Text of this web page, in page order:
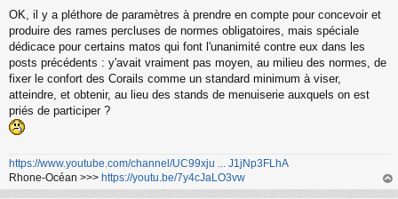
e
n
o
l
u
OK, il y a pléthore de paramètres à prendre en compte pour concevoir et
produire des rames percluses de normes obligatoires, mais spéciale
dédicace pour certains matos qui font l'unanimité contre eux dans les
posts précédents : y'avait vraiment pas moyen, au milieu des normes, de
fixer le confort des Corails comme un standard minimum à viser,
atteindre, et obtenir, au lieu des stands de menuiserie auxquels on est
priés de participer ?
https://www.youtube.com/channel/UC99xju ... J1jNp3FLhA
Rhone-Océan >>> https://youtu.be/7y4cJaLO3vw
au